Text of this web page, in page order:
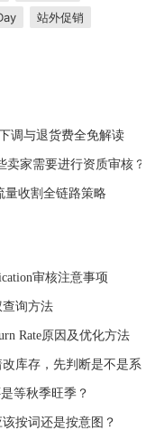
站外促销
调与退货费全免解读
家需要进行资质审核？
量收割全链路策略
审核注意事项
询方法
Rate原因及优化方法
库存，先判断是不是系
等秋季旺季？
按词还是按意图？